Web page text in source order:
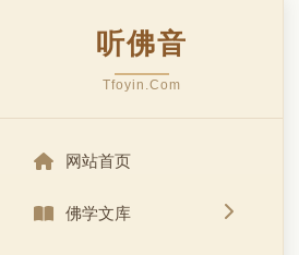
听佛音
Tfoyin.Com
网站首页
佛学文库